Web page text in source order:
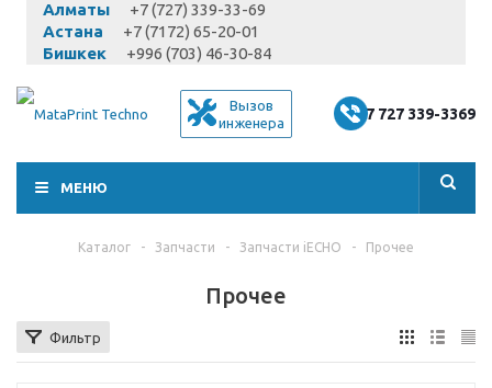
Алматы
+7 (727) 339-33-69
Астана
+7 (7172) 65-20-01
Бишкек
+996 (703) 46-30-84
Вызов
инженера
+7 727 339-3369
МЕНЮ
Каталог - Запчасти - Запчасти iECHO - Прочее
Прочее
Фильтр